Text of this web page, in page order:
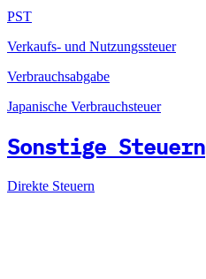
PST
Verkaufs- und Nutzungssteuer
Verbrauchsabgabe
Japanische Verbrauchsteuer
Sonstige Steuern
Direkte Steuern